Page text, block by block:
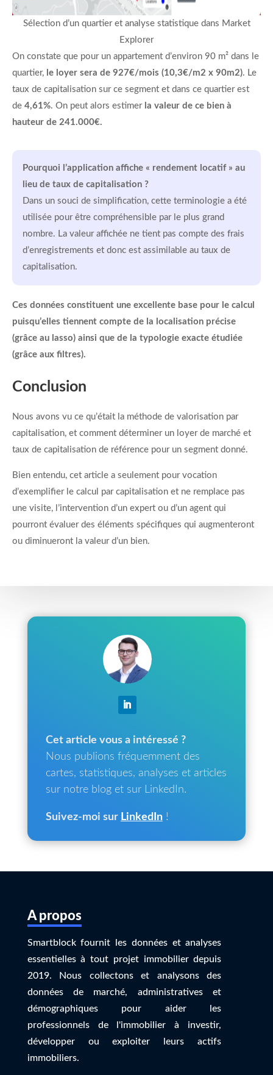
Sélection d’un quartier et analyse statistique dans Market
Explorer
On constate que pour un appartement d’environ 90 m² dans le
quartier, le loyer sera de 927€/mois (10,3€/m2 x 90m2). Le
taux de capitalisation sur ce segment et dans ce quartier est
de 4,61%. On peut alors estimer la valeur de ce bien à
hauteur de 241.000€.
Pourquoi l’application affiche « rendement locatif » au
lieu de taux de capitalisation ?
Dans un souci de simplification, cette terminologie a été
utilisée pour être compréhensible par le plus grand
nombre. La valeur affichée ne tient pas compte des frais
d’enregistrements et donc est assimilable au taux de
capitalisation.
Ces données constituent une excellente base pour le calcul
puisqu’elles tiennent compte de la localisation précise
(grâce au lasso) ainsi que de la typologie exacte étudiée
(grâce aux filtres).
Conclusion
Nous avons vu ce qu’était la méthode de valorisation par
capitalisation, et comment déterminer un loyer de marché et
taux de capitalisation de référence pour un segment donné.
Bien entendu, cet article a seulement pour vocation
d’exemplifier le calcul par capitalisation et ne remplace pas
une visite, l’intervention d’un expert ou d’un agent qui
pourront évaluer des éléments spécifiques qui augmenteront
ou diminueront la valeur d’un bien.
Cet article vous a intéressé ?
Nous publions fréquemment des
cartes, statistiques, analyses et articles
sur notre blog et sur LinkedIn.
Suivez-moi sur LinkedIn!
A propos
Smartblock fournit les données et analyses
essentielles à tout projet immobilier depuis
2019. Nous collectons et analysons des
données de marché, administratives et
démographiques pour aider les
professionnels de l'immobilier à investir,
développer ou exploiter leurs actifs
immobiliers.